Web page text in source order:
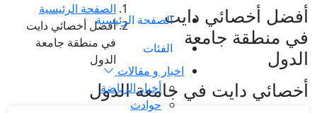
الصفحة الرئيسية
الفئات
اخبار و مقالات
أخبار الرياضة
حوادث
أفضل أخصائي دايت
في منطقة جامعة
الدول
الصفحة الرئيسية
أفضل أخصائي دايت
في منطقة جامعة
الدول
أخصائي دايت في جامعة الدول